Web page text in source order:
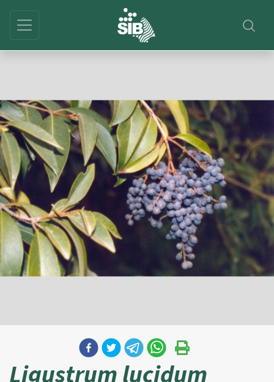
Ligustrum lucidum